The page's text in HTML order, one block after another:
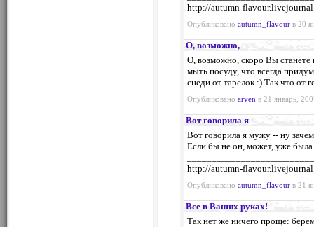
http://autumn-
Опубликовано autumn_flavour в 20
О, возможно,
О, возможно, скоро Вы станете
мыть посуду, что всегда
снеди от тарелок :) Так что от
Опубликовано arven в 21 январь,
Вот говорила я
Вот говорила я мужу -- ну
Если бы не он, может, уже
http://autumn-
Опубликовано autumn_flavour в 21
Все в Ваших руках!
Так нет же ничего проще: